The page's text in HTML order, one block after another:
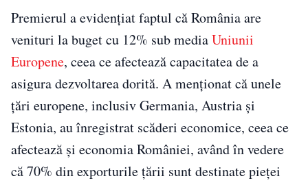
Premierul a evidențiat faptul că România are
venituri la buget cu 12% sub mediaUniunii
Europene, ceea ce afectează capacitatea de a
asigura dezvoltarea dorită. A menționat că unele
țări europene, inclusiv Germania, Austria și
Estonia, au înregistrat scăderi economice, ceea ce
afectează și economia României, având în vedere
că 70% din exporturile țării sunt destinate pieței